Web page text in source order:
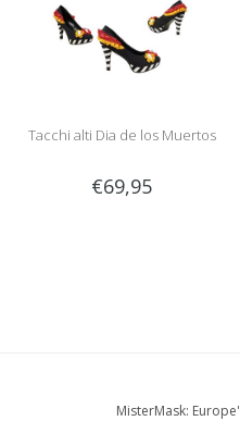
Tacchi alti Dia de los Muertos
€69,95
MisterMask: